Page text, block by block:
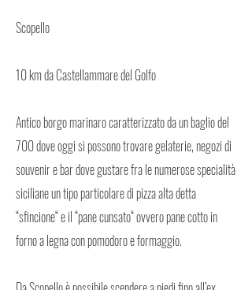
Scopello
10 km da Castellammare del Golfo
Antico borgo marinaro caratterizzato da un baglio del
700 dove oggi si possono trovare gelaterie, negozi di
souvenir e bar dove gustare fra le numerose specialità
siciliane un tipo particolare di pizza alta detta
“sfincione“ e il “pane cunsato“ ovvero pane cotto in
forno a legna con pomodoro e formaggio.